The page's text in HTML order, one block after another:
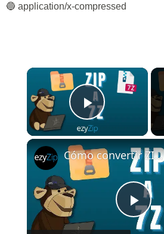
🔵 application/x-compressed
×
Play Video
Play
Cómo convertir ZIP a 7Z en línea (Guía simple)